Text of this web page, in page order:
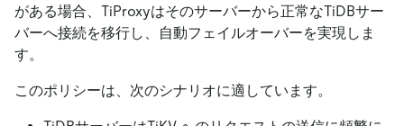
がある場合、TiProxyはそのサーバーから正常なTiDBサー
バーへ接続を移行し、自動フェイルオーバーを実現しま
す。
このポリシーは、次のシナリオに適しています。